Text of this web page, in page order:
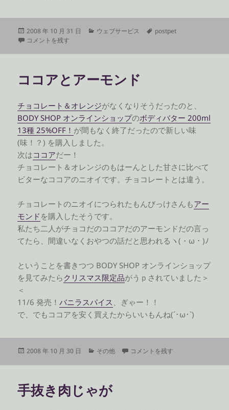
投
稿
2008 年 10 月 31 日
カ
ウェブサービス
タ
postpet
PostPet 4you 蝦夷丸日記 10/31 に
コメントを残す
ココアとアーモンド
チョコレート＆オレンジがなくなりそうだったのと、
BODY SHOP オンラインショップのボディバター 200ml
13種 25%OFF！ が間もなく終了だったので新しい味
(味！？) を購入しました。
次はココアだー！
チョコレート＆オレンジのもはーんとした甘さに比べて
ビターなココアのニオイです。チョコレートとは違う。
チョコレートのニオイにつられたもんびっけさんもアー
モンド を購入したそうです。
私たち二人がチョコだのココアだのアーモンドだの言っ
てたら、間違いなくおやつの話だと思われるヽ(・ω・)ﾉ
ということを書きつつ BODY SHOP オンラインショップ
を見てみたら クリスマス限定品がうｐされていました＞
＜
11/6 発売！バニラスパイス
、ぎゃー！！
で、でもココアを安く買えたからいいもんね(´･ω･`)
投
2008 年 10 月 30 日
カ
ー
その他 ココアとアーモンド に
コメントを残す
手抜き肉じゃが